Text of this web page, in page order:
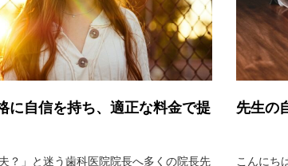
に自信を持ち、適正な料金で提
？」と迷う歯科医院院長へ多くの院長先
先生の
こんにち